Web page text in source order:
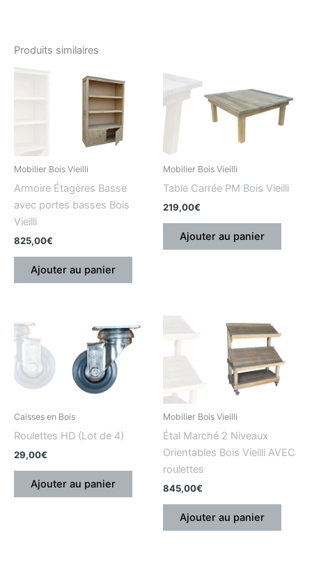
Produits similaires
Mobilier Bois Vieilli
Armoire Étagères Basse
avec portes basses Bois
Vieilli
825,00€
Ajouter au panier
Mobilier Bois Vieilli
Table Carrée PM Bois Vieilli
219,00€
Ajouter au panier
Caisses en Bois
Roulettes HD (Lot de 4)
29,00€
Ajouter au panier
Mobilier Bois Vieilli
Étal Marché 2 Niveaux
Orientables Bois Vieilli AVEC
roulettes
845,00€
Ajouter au panier